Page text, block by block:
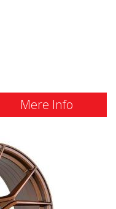
Mere Info